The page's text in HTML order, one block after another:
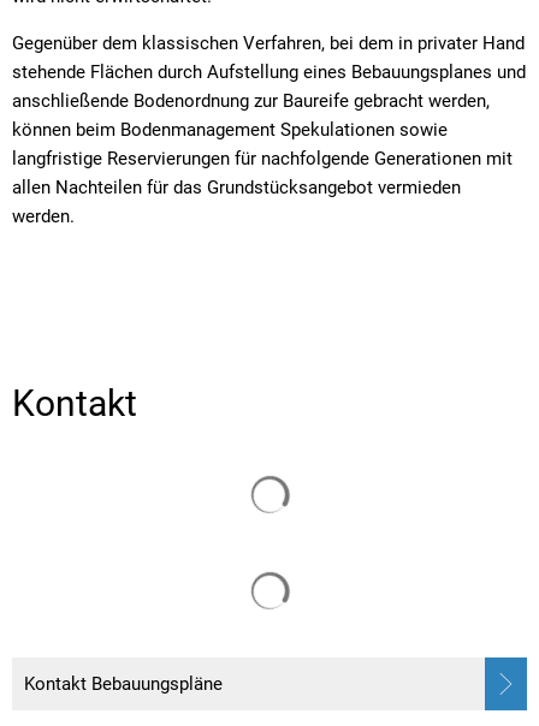
Gegenüber dem klassischen Verfahren, bei dem in privater Hand
stehende Flächen durch Aufstellung eines Bebauungsplanes und
anschließende Bodenordnung zur Baureife gebracht werden,
können beim Bodenmanagement Spekulationen sowie
langfristige Reservierungen für nachfolgende Generationen mit
allen Nachteilen für das Grundstücksangebot vermieden
werden.
Kontakt
Kontakt Bebauungspläne